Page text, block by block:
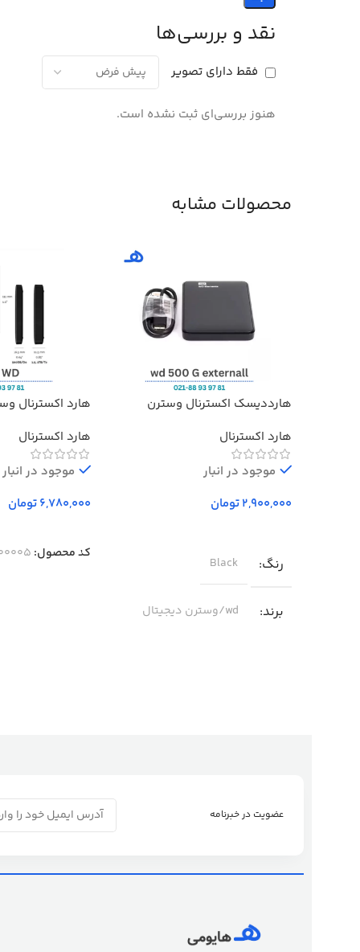
نقد و بررسی‌ها
فقط دارای تصویر
هنوز بررسی‌ای ثبت نشده است.
محصولات مشابه
هارددیسک اکسترنال وسترن
Elements External Hard Drive –
500GB
هارد اکسترنال
موجود در انبار
تومان
رنگ Black
برند wd/وسترن دیجیتال
هارد اکسترنال
هارد اکسترنال
موجود در انبار
تومان
کد محصول: 1
عضویت در خبرنامه